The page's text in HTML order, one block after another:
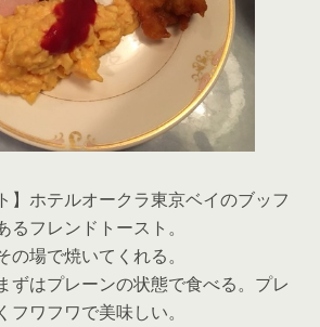
】ホテルオークラ東京ベイのブッフ
フレンドトースト。
場で焼いてくれる。
ずはプレーンの状態で食べる。プレ
ワフワで美味しい。